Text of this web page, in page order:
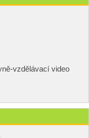
vzdělávací video